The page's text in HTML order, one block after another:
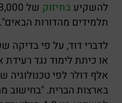
להשקיעבחיזוק
תלמידים מהדורות הבאים".
לדברי דוד, על פי בדיקה
אלף דולר לפי
בארצות הברית. "בחישוב